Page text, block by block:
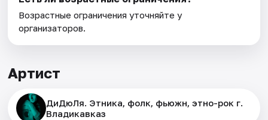
Возрастные ограничения уточняйте у
организаторов.
Артист
ДиДюЛя. Этника, фолк, фьюжн, этно-рок г.
Владикавказ